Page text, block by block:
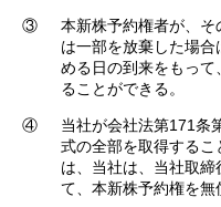
③
本新株予約権者が、
は一部を放棄した場
める日の到来をもっ
ることができる。
④
当社が会社法第171条
式の全部を取得するこ
は、当社は、当社取
て、本新株予約権を無